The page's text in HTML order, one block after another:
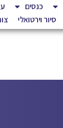
כנסים
סיור וירטואלי